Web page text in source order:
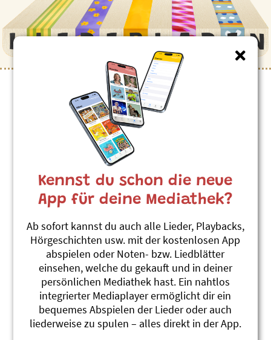
Kinderlieder zum Thema
”Maschinen”
Färnbedienig
Christian Schenker und Grüüveli
Tüüfeli
Alles klar, chliine Star
#Maschinen
Schliifmaschine
Stephanie Jakobi-Murer
Chindsgi-Hits 2
#Werkzeug #Maschinen
Häxmaschine
Roland Zoss
Sing-Ding
#Hexe #Maschinen #Basteln
Kennst du schon die neue
App für deine Mediathek?
Ab sofort kannst du auch alle Lieder, Playbacks,
Hörgeschichten usw. mit der kostenlosen App
abspielen oder Noten- bzw. Liedblätter
einsehen, welche du gekauft und in deiner
persönlichen Mediathek hast. Ein nahtlos
integrierter Mediaplayer ermöglicht dir ein
bequemes Abspielen der Lieder oder auch
liederweise zu spulen – alles direkt in der App.